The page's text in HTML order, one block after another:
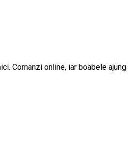
Comanzi online, iar boabele ajung